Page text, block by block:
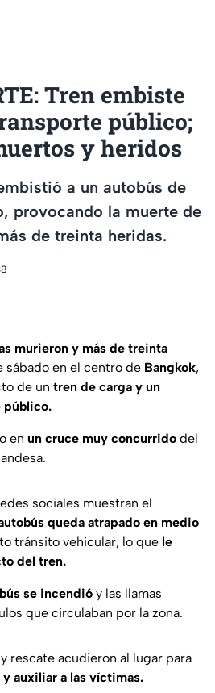
Tren embiste
público;
y heridos
a un autobús de
provocando la muerte de
de treinta heridas.
murieron y más de treinta
sábado en el centro de Bangkok,
de un tren de carga y un
público.
en un cruce muy concurrido del
sociales muestran el
queda atrapado en medio
tránsito vehicular, lo que le
del tren.
se incendió y las llamas
que circulaban por la zona.
rescate acudieron al lugar para
auxiliar a las víctimas.